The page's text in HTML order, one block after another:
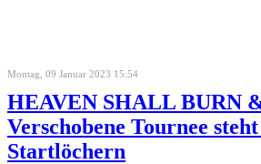
Montag, 09 Januar 2023 15:54
HEAVEN SHALL BURN
Verschobene Tournee
Startlöchern